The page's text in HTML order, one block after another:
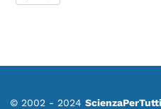
© 2002 - 2024 ScienzaPerTutti